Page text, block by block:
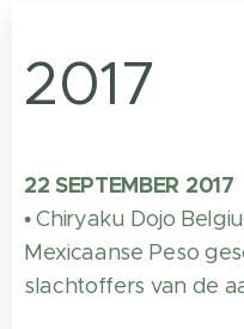
2017
22 SEPTEMBER 2017
• Chiryaku Dojo
Mexicaanse Peso
slachtoffers van de